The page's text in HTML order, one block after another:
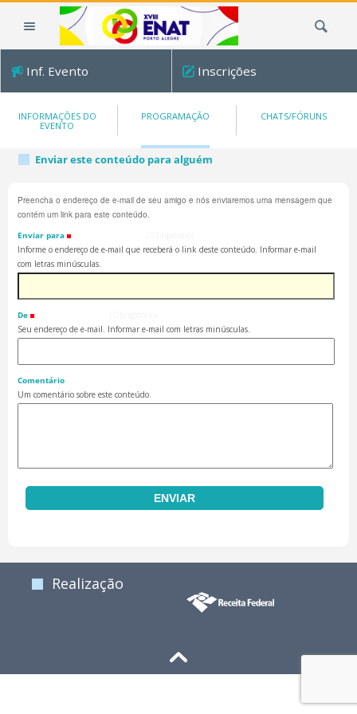
Inf. Evento Inscrições
INFORMAÇÕES DO
EVENTO
PROGRAMAÇÃO CHATS/FÓRUNS
Enviar este conteúdo para alguém
Preencha o endereço de e-mail de seu amigo e nós enviaremos uma mensagem que
contém um link para este conteúdo.
Enviar para
Informe o endereço de e-mail que receberá o link deste conteúdo. Informar e-mail
com letras minúsculas.
De
Seu endereço de e-mail. Informar e-mail com letras minúsculas.
Comentário
Um comentário sobre este conteúdo.
Realização